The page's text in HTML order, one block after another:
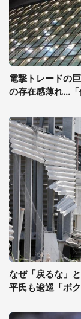
電撃トレードの
の存在感薄れ...
なぜ「戻るな」
平氏も逡巡「ボ